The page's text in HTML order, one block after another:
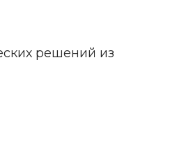
решений из